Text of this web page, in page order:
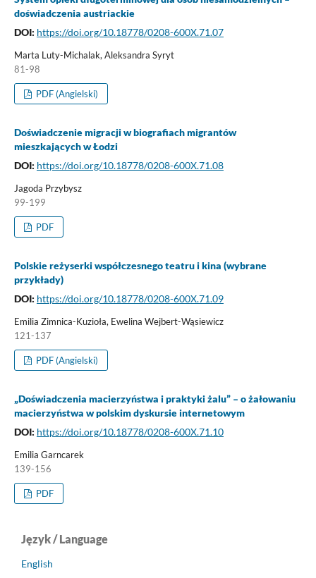
doświadczenia austriackie
DOI: https://doi.org/10.18778/0208-600X.71.07
Marta Luty-Michalak, Aleksandra Syryt
81-98
PDF (Angielski)
Doświadczenie migracji w biografiach migrantów
mieszkających w Łodzi
DOI: https://doi.org/10.18778/0208-600X.71.08
Jagoda Przybysz
99-199
PDF
Polskie reżyserki współczesnego teatru i kina (wybrane
przykłady)
DOI: https://doi.org/10.18778/0208-600X.71.09
Emilia Zimnica-Kuzioła, Ewelina Wejbert-Wąsiewicz
121-137
PDF (Angielski)
„Doświadczenia macierzyństwa i praktyki żalu” – o żałowaniu
macierzyństwa w polskim dyskursie internetowym
DOI: https://doi.org/10.18778/0208-600X.71.10
Emilia Garncarek
139-156
PDF
Język / Language
English